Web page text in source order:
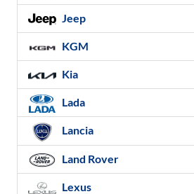
Jeep
KGM
Kia
Lada
Lancia
Land Rover
Lexus